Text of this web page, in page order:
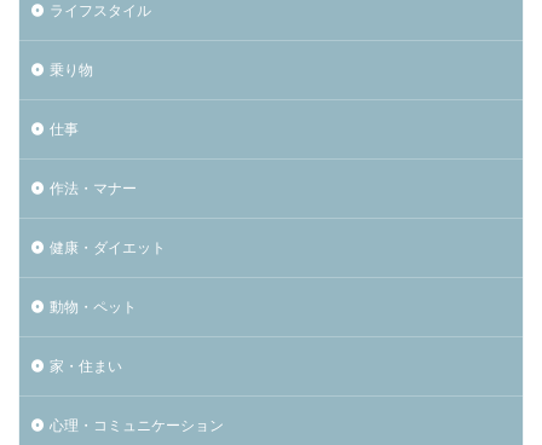
ライフスタイル
乗り物
仕事
作法・マナー
健康・ダイエット
動物・ペット
家・住まい
心理・コミュニケーション